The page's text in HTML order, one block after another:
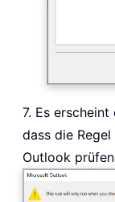
7. Es
dass die
Outlook